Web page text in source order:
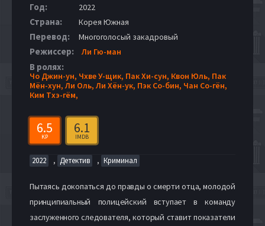
Год: 2022
Страна: Корея Южная
Перевод: Многоголосый закадровый
Режиссер: Ли Гю-ман
В ролях:
Чо Джин-ун, Чхве У-щик, Пак Хи-сун, Квон Юль, Пак
Мён-хун,Ли Оль,Ли Хён-ук, Пэк Со-бин, Чан Со-гён,
Ким Тхэ-гём,
6.5
KP
6.1
IMDB
2022 , Детектив , Криминал
Пытаясь докопаться до правды о смерти отца, молодой
принципиальный полицейский вступает в команду
заслуженного следователя, который ставит показатели